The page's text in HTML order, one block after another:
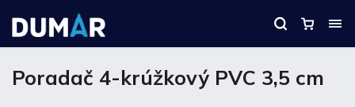
Poradač 4-krúžkový PVC 3,5 cm